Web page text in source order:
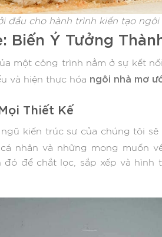
đầu cho hành trình kiến tạo
Biến Ý Tưởng
một công trình nằm ở sự kết
và hiện thực hóa ngôi nhà mơ
Thiết Kế
kiến trúc sư của chúng tôi
nhân và những mong muốn
để chắt lọc, sắp xếp và